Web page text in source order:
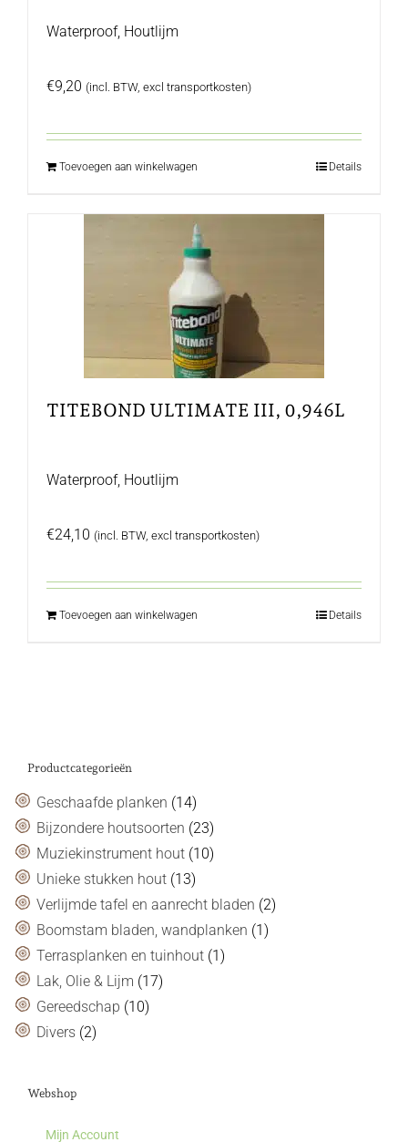
Waterproof, Houtlijm
€9,20 (incl. BTW, excl transportkosten)
Toevoegen aan winkelwagen Details
TITEBOND ULTIMATE III, 0,946L
Waterproof, Houtlijm
€24,10 (incl. BTW, excl transportkosten)
Toevoegen aan winkelwagen Details
Productcategorieën
Geschaafde planken (14)
Bijzondere houtsoorten (23)
Muziekinstrument hout (10)
Unieke stukken hout (13)
Verlijmde tafel en aanrecht bladen (2)
Boomstam bladen, wandplanken (1)
Terrasplanken en tuinhout (1)
Lak, Olie & Lijm (17)
Gereedschap (10)
Divers (2)
Webshop
Mijn Account